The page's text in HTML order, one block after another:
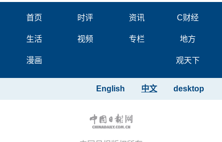
首页 时评 资讯 C财经
生活 视频 专栏 地方
漫画 观天下
desktop
中文
English